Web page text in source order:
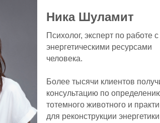
Ника Шуламит
Психолог, эксперт по работе с
энергетическими ресурсами
человека.
Более тысячи клиентов
консультацию по
тотемного животного и
для реконструкции